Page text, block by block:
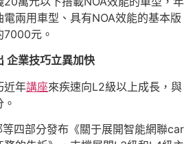
兩用車型、具有NOA效能的基本版
7000元。
企業技巧立異加快
近年講座來疾速向L2級以上成長，與
等四部分發布《關于展開智能網聯car